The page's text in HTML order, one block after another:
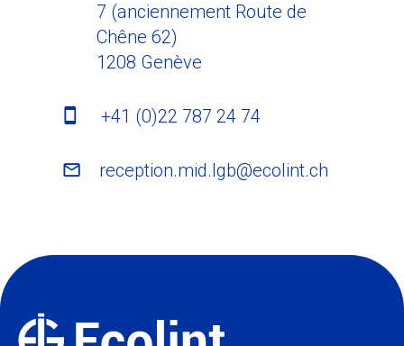
7 (anciennement Route de
Chêne 62)
1208 Genève
+41 (0)22 787 24 74
reception.mid.lgb@ecolint.ch